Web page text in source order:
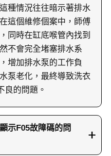
種情況往往暗示著排水
這個維修個案中，師傅
同時在缸底喉管內找到
不會完全堵塞排水系
增加排水泵的工作負
泵老化，最終導致洗衣
良的問題。
示F05故障碼的問